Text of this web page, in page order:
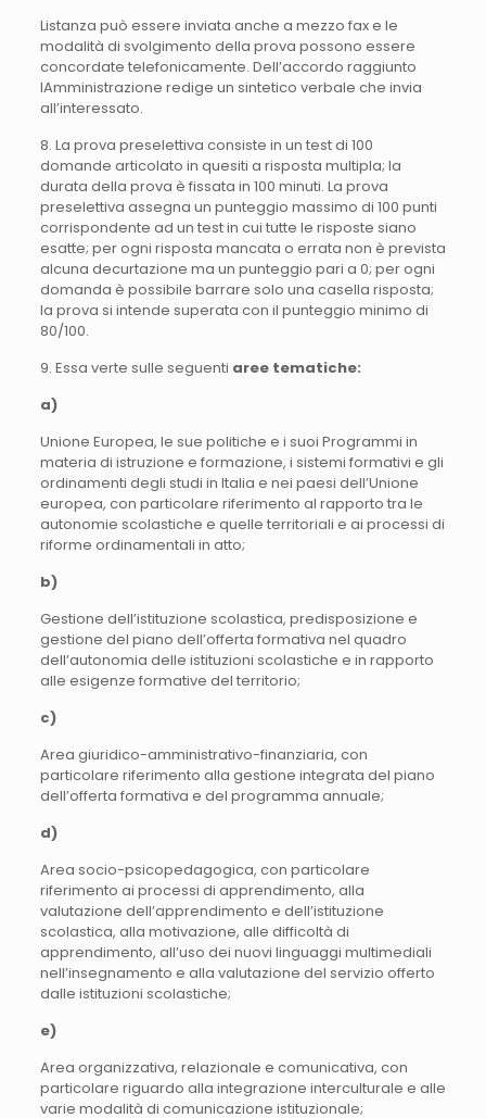
Listanza può essere inviata anche a mezzo fax e le
modalità di svolgimento della prova possono essere
concordate telefonicamente. Dell’accordo raggiunto
lAmministrazione redige un sintetico verbale che invia
all’interessato.
8. La prova preselettiva consiste in un test di 100
domande articolato in quesiti a risposta multipla; la
durata della prova è fissata in 100 minuti. La prova
preselettiva assegna un punteggio massimo di 100 punti
corrispondente ad un test in cui tutte le risposte siano
esatte; per ogni risposta mancata o errata non è prevista
alcuna decurtazione ma un punteggio pari a 0; per ogni
domanda è possibile barrare solo una casella risposta;
la prova si intende superata con il punteggio minimo di
80/100.
9. Essa verte sulle seguenti aree tematiche:
a)
Unione Europea, le sue politiche e i suoi Programmi in
materia di istruzione e formazione, i sistemi formativi e gli
ordinamenti degli studi in Italia e nei paesi dell’Unione
europea, con particolare riferimento al rapporto tra le
autonomie scolastiche e quelle territoriali e ai processi di
riforme ordinamentali in atto;
b)
Gestione dell’istituzione scolastica, predisposizione e
gestione del piano dell’offerta formativa nel quadro
dell’autonomia delle istituzioni scolastiche e in rapporto
alle esigenze formative del territorio;
c)
Area giuridico-amministrativo-finanziaria, con
particolare riferimento alla gestione integrata del piano
dell’offerta formativa e del programma annuale;
d)
Area socio-psicopedagogica, con particolare
riferimento ai processi di apprendimento, alla
valutazione dell’apprendimento e dell’istituzione
scolastica, alla motivazione, alle difficoltà di
apprendimento, all’uso dei nuovi linguaggi multimediali
nell’insegnamento e alla valutazione del servizio offerto
dalle istituzioni scolastiche;
e)
Area organizzativa, relazionale e comunicativa, con
particolare riguardo alla integrazione interculturale e alle
varie modalità di comunicazione istituzionale;